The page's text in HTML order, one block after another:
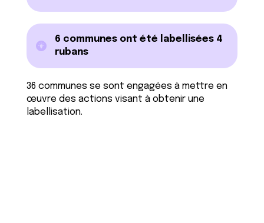
6 communes ont été labellisées 4
rubans
36 communes se sont engagées à mettre en
œuvre des actions visant à obtenir une
labellisation.